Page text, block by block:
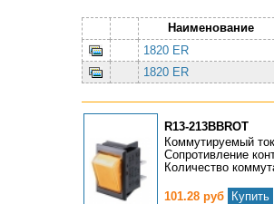
Наименование
1820 ER
1820 ER
R13-213BBROT
Коммутируемый
Сопротивление
Количество
101.28 руб Купить